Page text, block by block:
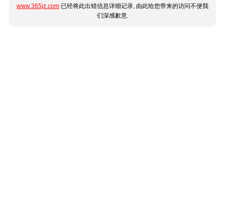
www.365jz.com 已经将此出错信息详细记录, 由此给您带来的访问不便我
们深感歉意.